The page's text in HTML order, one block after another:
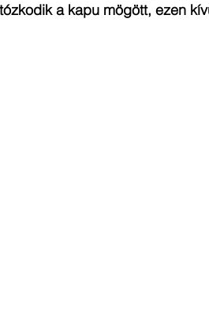
a kapu mögött, ezen